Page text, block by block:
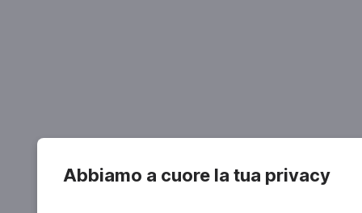
Abbiamo a cuore la tua privacy